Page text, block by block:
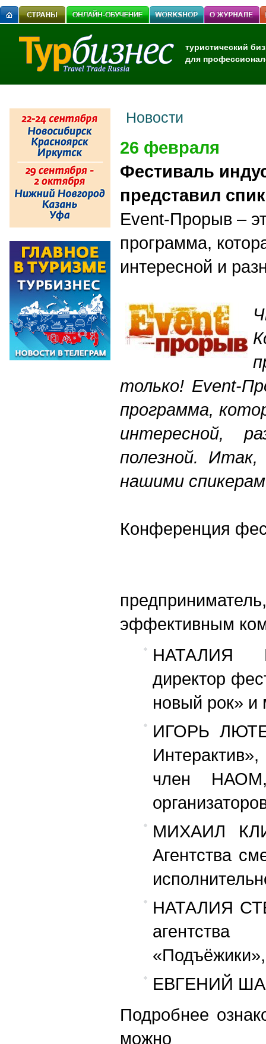
туристический
для
Новости
26 февраля
Фестиваль
представил
Event-Прорыв –
программа,
интересной и
только! Event-
программа,
интересной,
полезной.
нашими
Конференция
эффективным
НАТАЛИЯ
директор
новый рок» и
ИГОРЬ
член
МИХАИЛ
Агентства
НАТАЛИЯ
«Подъёжики»,
ЕВГЕНИЙ
Подробнее